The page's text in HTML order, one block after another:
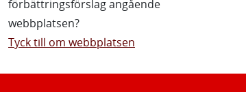
förbättringsförslag angående
webbplatsen?
Tyck till om webbplatsen